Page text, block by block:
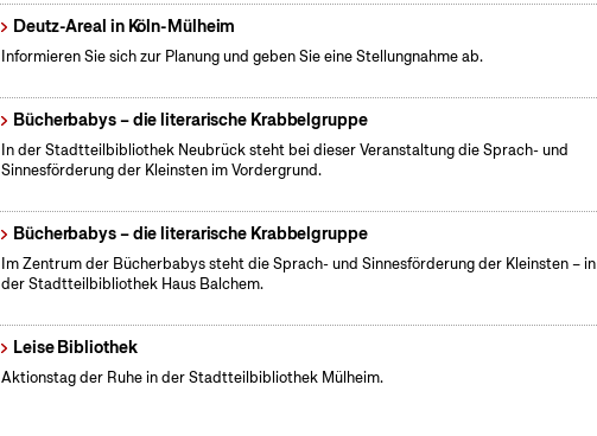
Deutz-Areal in Köln-Mülheim
Informieren Sie sich zur Planung und geben Sie eine Stellungnahme ab.
Bücherbabys – die literarische Krabbelgruppe
In der Stadtteilbibliothek Neubrück steht bei dieser Veranstaltung die Sprach- und
Sinnesförderung der Kleinsten im Vordergrund.
Bücherbabys – die literarische Krabbelgruppe
Im Zentrum der Bücherbabys steht die Sprach- und Sinnesförderung der Kleinsten – in
der Stadtteilbibliothek Haus Balchem.
Leise Bibliothek
Aktionstag der Ruhe in der Stadtteilbibliothek Mülheim.